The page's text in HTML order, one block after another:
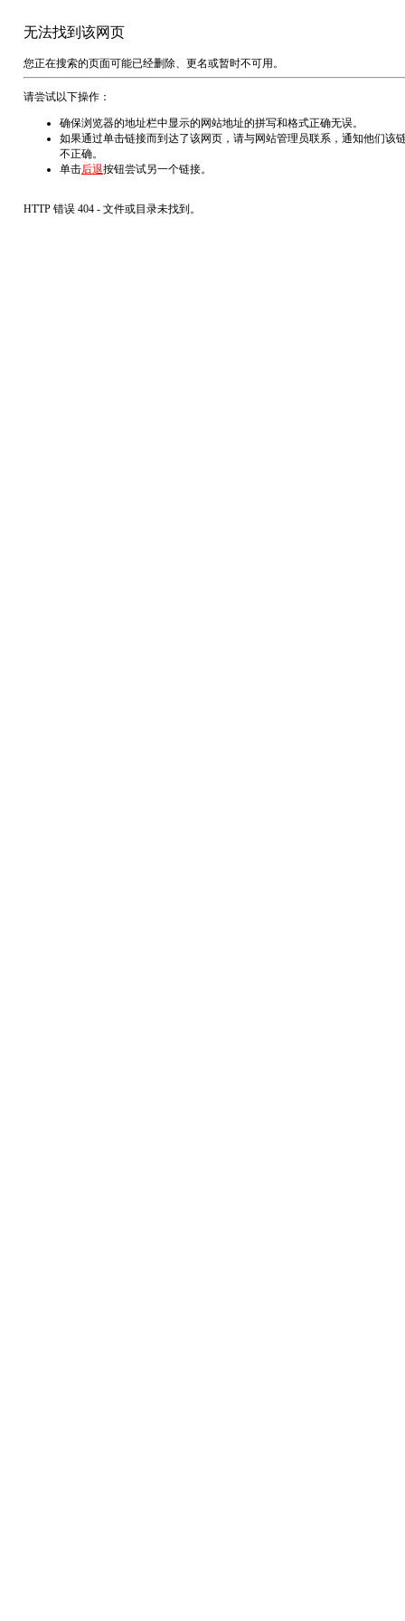
无法找到该网页
您正在搜索的页面可能已经删除、更名或暂时不可用。
请尝试以下操作：
确保浏览器的地址栏中显示的网站地址的拼写和格式正确无误。
如果通过单击链接而到达了该网页，请与网站管理员联系，通知他们该
不正确。
单击后退按钮尝试另一个链接。
HTTP 错误 404 - 文件或目录未找到。